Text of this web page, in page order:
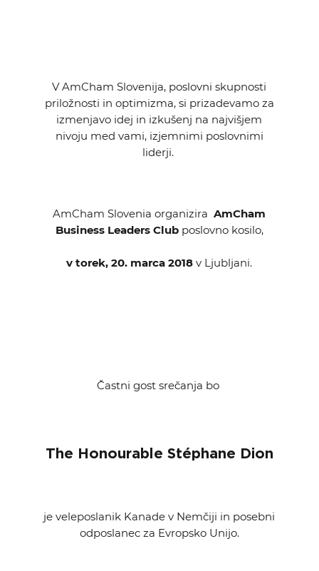
KONTAKT
GALERIJA
V AmCham Slovenija, poslovni skupnosti
priložnosti in optimizma, si prizadevamo za
izmenjavo idej in izkušenj na najvišjem
nivoju med vami, izjemnimi poslovnimi
liderji.
AmCham Slovenia organiziraAmCham
Business Leaders Clubposlovno kosilo,
v torek, 20. marca 2018 v Ljubljani.
Častni gost srečanja bo
The Honourable Stéphane Dion
je veleposlanik Kanade v Nemčiji in posebni
odposlanec za Evropsko Unijo.